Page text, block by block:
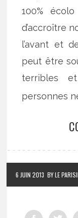
100%
d’accroître
l’avant et
peut être
terribles
personnes
6 JUIN 2013 BY LE